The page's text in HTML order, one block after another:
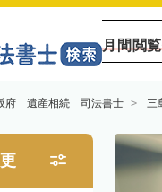
月間閲
府 遺産相続 司法書士 三